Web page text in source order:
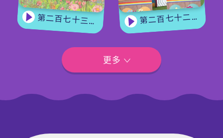
第二百七十三集 - 《花神的獎勵》上集 第二百七十二集 - 【玩轉星期五】眼力大挑戰
更多